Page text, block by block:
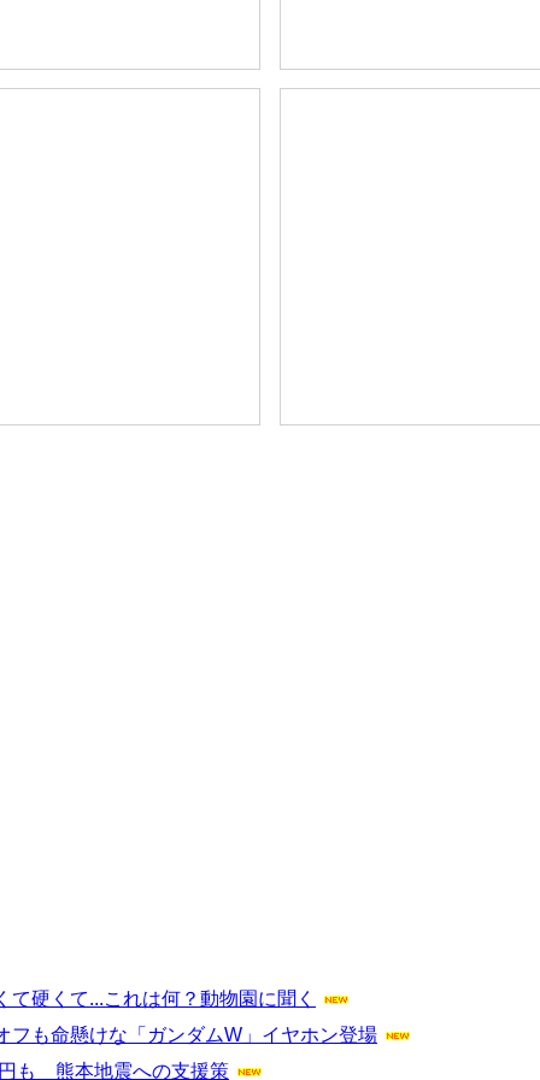
硬くて...これは何？動物園に聞く
フも命懸けな「ガンダムW」イヤホン登場
も 熊本地震への支援策